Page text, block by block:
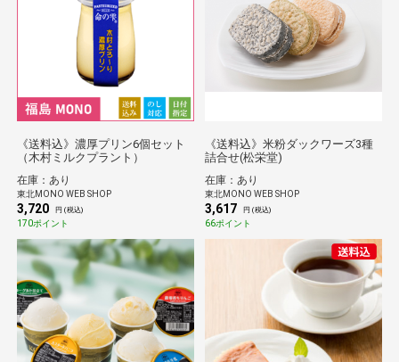
《送料込》濃厚プリン6個セット
（木村ミルクプラント）
在庫：あり
東北MONO WEB SHOP
3,720 円 (税込)
170ポイント
《送料込》米粉ダックワーズ3種
詰合せ(松栄堂)
在庫：あり
東北MONO WEB SHOP
3,617 円 (税込)
66ポイント